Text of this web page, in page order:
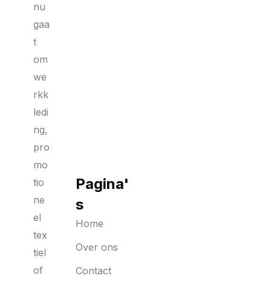
nu
gaa
t
om
we
rkk
ledi
ng,
pro
mo
tio
ne
el
tex
tiel
of
Pagina'
s
Home
Over ons
Contact